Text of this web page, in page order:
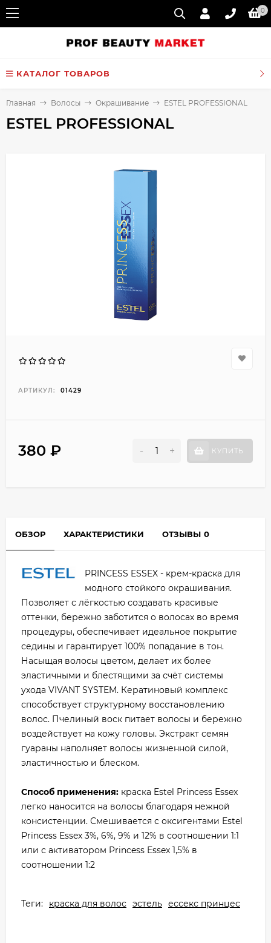
0
КАТАЛОГ ТОВАРОВ
Главная Волосы Окрашивание ESTEL PROFESSIONAL
ESTEL PROFESSIONAL
АРТИКУЛ: 01429
380 ₽ - + КУПИТЬ
ОБЗОР ХАРАКТЕРИСТИКИ ОТЗЫВЫ 0
PRINCESS ESSEX - крем-краска для
модного стойкого окрашивания.
Позволяет с лёгкостью создавать красивые
оттенки, бережно заботится о волосах во время
процедуры, обеспечивает идеальное покрытие
седины и гарантирует 100% попадание в тон.
Насыщая волосы цветом, делает их более
эластичными и блестящими за счёт системы
ухода VIVANT SYSTEM. Кератиновый комплекс
способствует структурному восстановлению
волос. Пчелиный воск питает волосы и бережно
воздействует на кожу головы. Экстракт семян
гуараны наполняет волосы жизненной силой,
эластичностью и блеском.
Способ применения: краска Estel Princess Essex
легко наносится на волосы благодаря нежной
консистенции. Смешивается с оксигентами Estel
Princess Essex 3%, 6%, 9% и 12% в соотношении 1:1
или с активатором Princess Essex 1,5% в
соотношении 1:2
Теги: краска для волос эстель ессекс принцес